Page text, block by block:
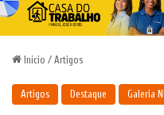
Início / Artigos
Artigos Destaque Galeria